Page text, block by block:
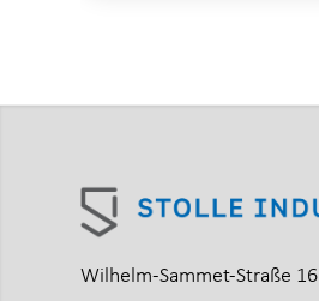
Wilhelm-Sammet-Straße 16